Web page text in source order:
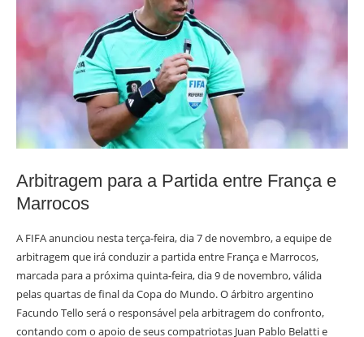
Arbitragem para a Partida entre França e
Marrocos
A FIFA anunciou nesta terça-feira, dia 7 de novembro, a equipe de
arbitragem que irá conduzir a partida entre França e Marrocos,
marcada para a próxima quinta-feira, dia 9 de novembro, válida
pelas quartas de final da Copa do Mundo. O árbitro argentino
Facundo Tello será o responsável pela arbitragem do confronto,
contando com o apoio de seus compatriotas Juan Pablo Belatti e